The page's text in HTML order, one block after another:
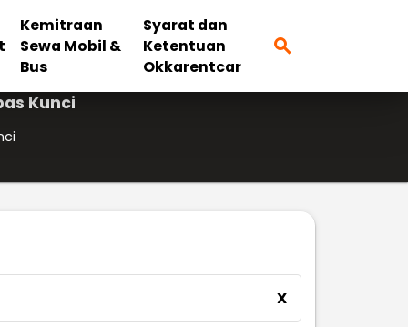
Kemitraan
Sewa Mobil &
Bus
Syarat dan
Ketentuan
Okkarentcar
search
Kunci
X